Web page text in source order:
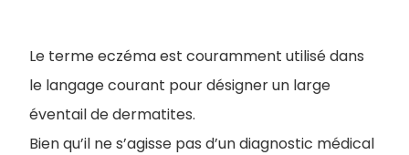
Le terme eczéma est couramment utilisé dans
le langage courant pour désigner un large
éventail de dermatites.
Bien qu’il ne s’agisse pas d’un diagnostic médical